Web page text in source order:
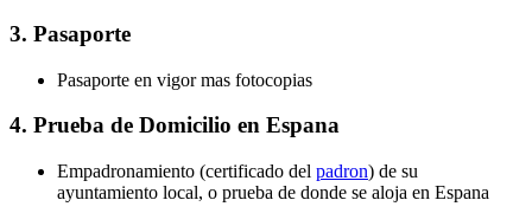
3. Pasaporte
Pasaporte en vigor mas fotocopias
4. Prueba de Domicilio en Espana
Empadronamiento (certificado del padron) de su
ayuntamiento local, o prueba de donde se aloja en Espana